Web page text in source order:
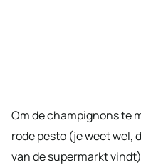
Om de champignons te
rode pesto (je weet wel,
van de supermarkt